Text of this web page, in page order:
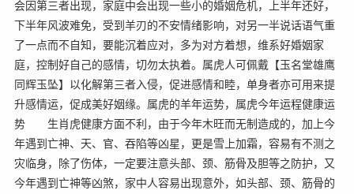
会因第三者出现，家庭中会出现一些小的婚姻危机，上半年还好，
下半年风波难免，受到羊刃的不安情绪影响，对另一半说话语气重
了一点而不自知，要能沉着应对，多为对方着想，维系好婚姻家
庭，控制好自己的感情，切勿太执着。属虎人可佩戴【玉名堂雄鹰
同辉玉坠】以化解第三者入侵，促进感情和睦，单身者亦可用来提
升感情运，促成美好姻缘。属虎的羊年运势，属虎今年运程健康运
势 生肖虎健康方面不利，由于今年木旺而无制造成的，加上今
年遇到亡神、天、官、吞陷等凶星，更是雪上加霜，容易有不测之
灾临身，除了伤体，一定要注意头部、颈、筋骨及胆等之防护，又
今年遇到亡神等凶煞，家中人容易出现意外，如头部、颈、筋骨的